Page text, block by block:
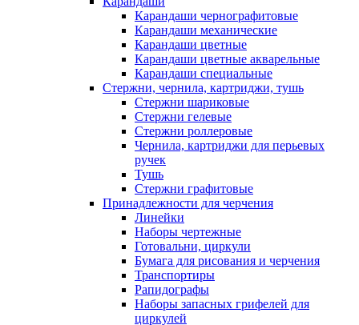
Карандаши чернографитовые
Карандаши механические
Карандаши цветные
Карандаши цветные акварельные
Карандаши специальные
Стержни, чернила, картриджи, тушь
Стержни шариковые
Стержни гелевые
Стержни роллеровые
Чернила, картриджи для перьевых
ручек
Тушь
Стержни графитовые
Принадлежности для черчения
Линейки
Наборы чертежные
Готовальни, циркули
Бумага для рисования и черчения
Транспортиры
Рапидографы
Наборы запасных грифелей для
циркулей